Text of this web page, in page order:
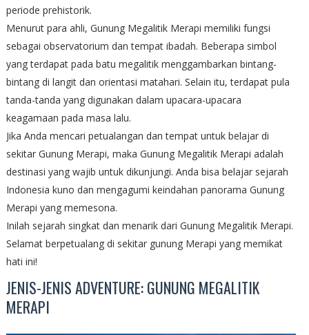
periode prehistorik.
Menurut para ahli, Gunung Megalitik Merapi memiliki fungsi
sebagai observatorium dan tempat ibadah. Beberapa simbol
yang terdapat pada batu megalitik menggambarkan bintang-
bintang di langit dan orientasi matahari. Selain itu, terdapat pula
tanda-tanda yang digunakan dalam upacara-upacara
keagamaan pada masa lalu.
Jika Anda mencari petualangan dan tempat untuk belajar di
sekitar Gunung Merapi, maka Gunung Megalitik Merapi adalah
destinasi yang wajib untuk dikunjungi. Anda bisa belajar sejarah
Indonesia kuno dan mengagumi keindahan panorama Gunung
Merapi yang memesona.
Inilah sejarah singkat dan menarik dari Gunung Megalitik Merapi.
Selamat berpetualang di sekitar gunung Merapi yang memikat
hati ini!
JENIS-JENIS ADVENTURE: GUNUNG MEGALITIK
MERAPI